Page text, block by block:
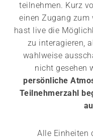
teilnehmen. Kurz
einen Zugang zum
hast live die
zu interagieren,
wahlweise
nicht gesehen
persönliche
Teilnehmerzahl
Alle Einheiten